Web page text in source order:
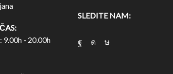
9.00h - 20.00h
SLEDITE NAM: